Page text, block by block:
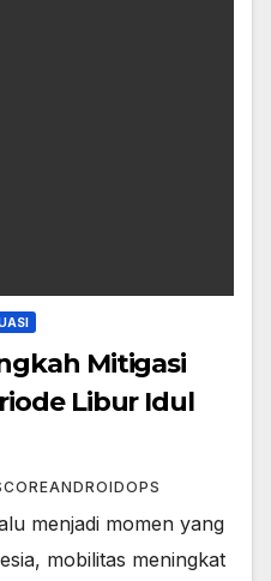
Mitigasi
Libur Idul
menjadi momen yang
mobilitas meningkat